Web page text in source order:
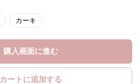
カーキ
購入画面に進む
カートに追加する